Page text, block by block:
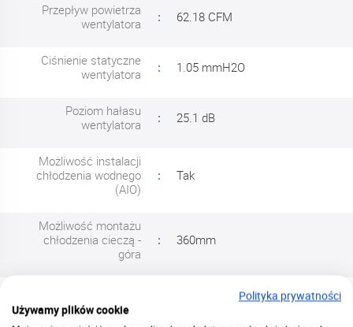
Przepływ powietrza
wentylatora
62.18 CFM
Ciśnienie statyczne
wentylatora
1.05 mmH2O
Poziom hałasu
wentylatora
25.1 dB
Możliwość instalacji
chłodzenia wodnego
(AIO)
Tak
Możliwość montażu
chłodzenia cieczą -
góra
360mm
chłodzenia cieczą -
przód
Polityka prywatności
Używamy plików cookie